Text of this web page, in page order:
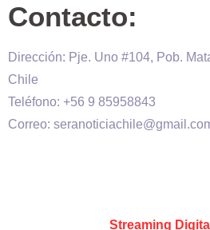
Contacto:
Dirección: Pje. Uno #104, Pob.
Chile
Teléfono: +56 9 85958843
Correo:
Streaming Digital